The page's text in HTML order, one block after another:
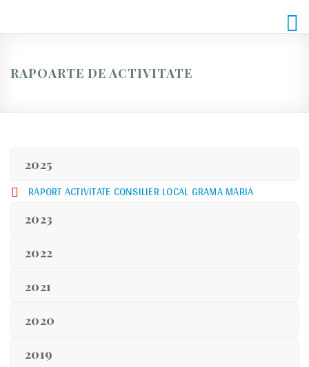
RAPOARTE DE ACTIVITATE
2025
RAPORT ACTIVITATE CONSILIER LOCAL GRAMA MARIA
2023
2022
2021
2020
2019